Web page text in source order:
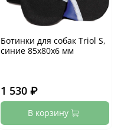
Ботинки для собак Triol S,
синие 85х80х6 мм
1 530 ₽
В корзину